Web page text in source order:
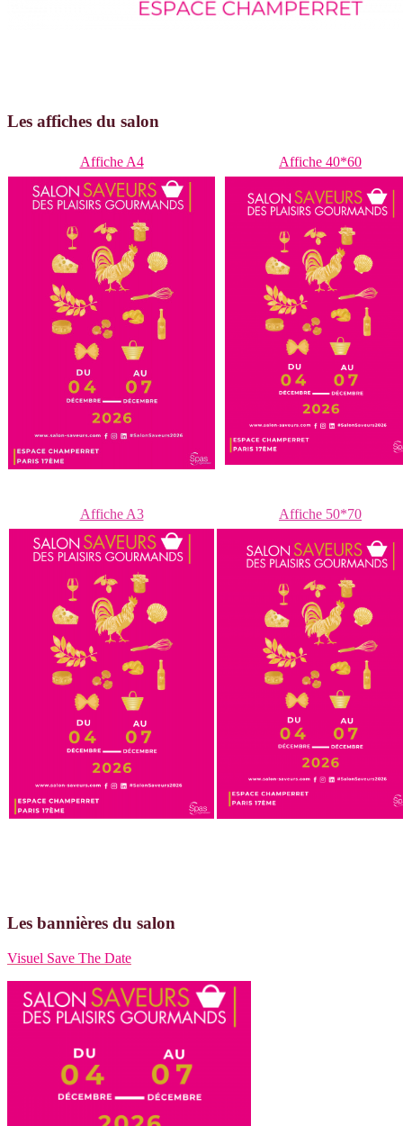
Les affiches du salon
Affiche A4 Affiche 40*60
Affiche A3 Affiche 50*70
Les bannières du salon
Visuel Save The Date